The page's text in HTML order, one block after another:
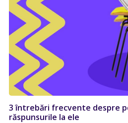
3 întrebări frecvente despre
răspunsurile la ele